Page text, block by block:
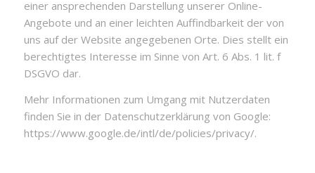
einer ansprechenden Darstellung unserer Online-
Angebote und an einer leichten Auffindbarkeit der von
uns auf der Website angegebenen Orte. Dies stellt ein
berechtigtes Interesse im Sinne von Art. 6 Abs. 1 lit. f
DSGVO dar.
Mehr Informationen zum Umgang mit Nutzerdaten
finden Sie in der Datenschutzerklärung von Google:
https://www.google.de/intl/de/policies/privacy/.